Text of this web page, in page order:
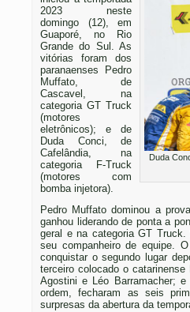
Duda
2023 neste
domingo (12), em
Guaporé, no Rio
Grande do Sul. As
vitórias foram dos
paranaenses Pedro
Muffato, de
Cascavel, na
categoria GT Truck
(motores
eletrônicos); e de
Duda Conci, de
Cafelândia, na
categoria F-Truck
(motores com
bomba injetora).
Pedro Muffato dominou a
ganhou liderando de ponta a
geral e na categoria GT
seu companheiro de equipe.
conquistar o segundo lugar
terceiro colocado o
Agostini e Léo Barramacher; e
ordem, fecharam as seis
surpresas da abertura da